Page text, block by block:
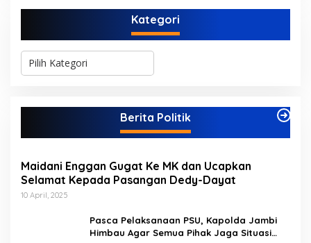
60% masa depan sudah
Kategori
K
g
Berita Politik
Maidani Enggan Gugat Ke MK dan Ucapkan
Selamat Kepada Pasangan Dedy-Dayat
10 April, 2025
Pasca Pelaksanaan PSU, Kapolda Jambi
Himbau Agar Semua Pihak Jaga Situasi